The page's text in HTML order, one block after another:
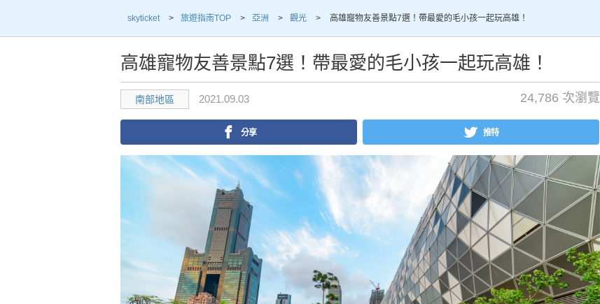
skyticket > 旅遊指南TOP > 亞洲 > 觀光 > 高雄寵物友善景點7選！帶最愛的毛小孩一起玩高雄！
高雄寵物友善景點7選！帶最愛的毛小孩一起玩高雄！
南部地區 2021.09.03 24,786 次瀏覽
分享 推特